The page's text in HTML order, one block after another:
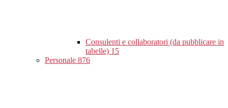
Consulenti e collaboratori (da pubblicare in
tabelle) 15
Personale 876